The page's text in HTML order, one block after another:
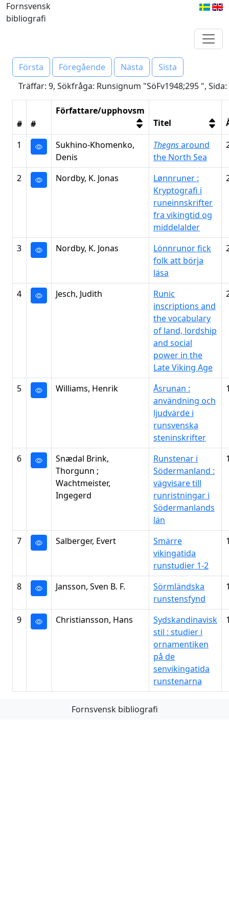
Fornsvensk
bibliografi
Första Föregående Nästa
Sista
Träffar: 9, Sökfråga: Runsignum "SöFv1948;295 ",
# #
Författare/upphovsm
Titel
1
Sukhino-Khomenko,
Denis
Thegnsaround
the North Sea
2 Nordby, K. Jonas
Lønnruner :
Kryptografi i
runeinnskrifter
fra vikingtid og
middelalder
3 Nordby, K. Jonas
Lönnrunor fick
folk att börja
läsa
4 Jesch, Judith
Runic
inscriptions and
the vocabulary
of land, lordship
and social
power in the
Late Viking Age
5 Williams, Henrik
Åsrunan :
användning och
ljudvärde i
runsvenska
steninskrifter
6
Snædal Brink,
Thorgunn ;
Wachtmeister,
Ingegerd
Runstenar i
Södermanland :
vägvisare till
runristningar i
Södermanlands
län
7 Salberger, Evert
Smärre
vikingatida
runstudier 1-2
8 Jansson, Sven B. F.
Sörmländska
runstensfynd
9 Christiansson, Hans
Sydskandinavisk
stil : studier i
ornamentiken
på de
senvikingatida
runstenarna
Föregående Nästa
Fornsvensk bibliografi